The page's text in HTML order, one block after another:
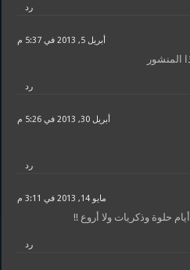
رد
أبريل 5, 2013 في 5:37 م
المنشور
رد
أبريل 30, 2013 في 5:26 م
رد
مايو 14, 2013 في 3:11 م
حلوة وذكريات ولا أروع !!
رد